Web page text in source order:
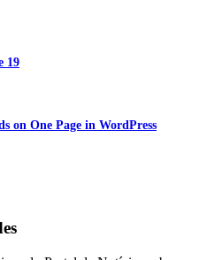
19
on One Page in WordPress